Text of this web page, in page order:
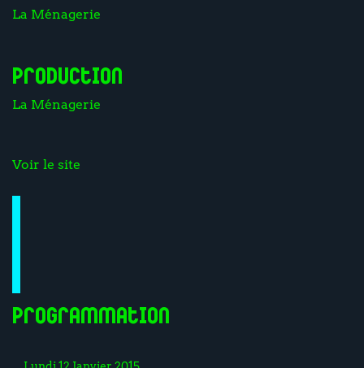
La Ménagerie
Production
La Ménagerie
Voir le site
Programmation